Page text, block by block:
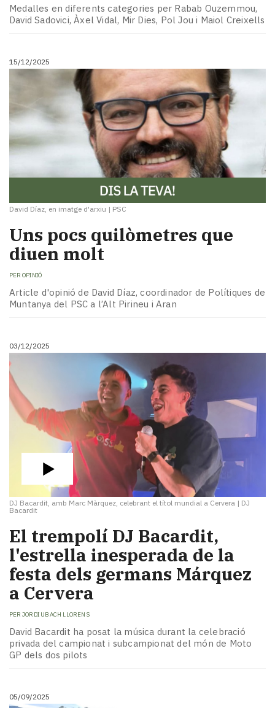
Medalles en diferents categories per Rabab Ouzemmou,
David Sadovici, Àxel Vidal, Mir Dies, Pol Jou i Maiol Creixells
15/12/2025
David Díaz, en imatge d'arxiu | PSC
Uns pocs quilòmetres que
diuen molt
PER OPINIÓ
Article d'opinió de David Díaz, coordinador de Polítiques de
Muntanya del PSC a l’Alt Pirineu i Aran
03/12/2025
DJ Bacardit, amb Marc Màrquez, celebrant el títol mundial a Cervera | DJ
Bacardit
El trempolí DJ Bacardit,
l'estrella inesperada de la
festa dels germans Márquez
a Cervera
PER JORDI UBACH LLORENS
David Bacardit ha posat la música durant la celebració
privada del campionat i subcampionat del món de Moto
GP dels dos pilots
05/09/2025